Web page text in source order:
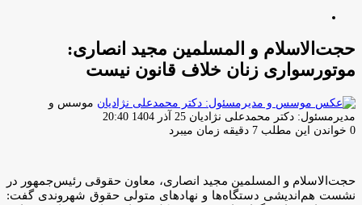
حجت‌الاسلام و المسلمین مجید انصاری:
موتورسواری زنان خلاف قانون نیست
موسس و
مدیرمسئول: دکتر محمدعلی نژادیان ارسال
ایمیل
25 آذر 1404 20:40
0 خواندن این مطلب 7 دقیقه زمان میبرد
حجت‌الاسلام و المسلمین مجید انصاری، معاون حقوقی رئیس‌جمهور در
نشست هم‌اندیشی دستگاه‌ها و نهادهای متولی حقوق شهروندی گفت: